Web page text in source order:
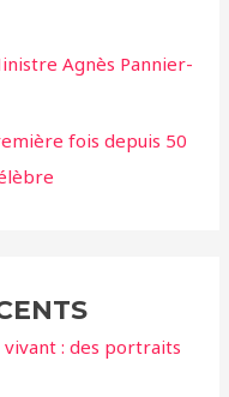
Agnès Pannier-
fois depuis 50
: des portraits